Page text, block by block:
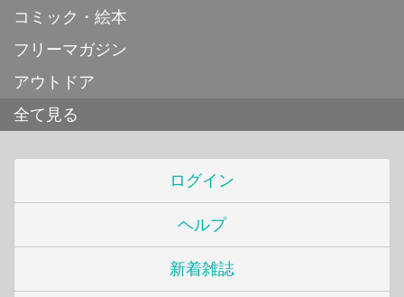
コミック・絵本
フリーマガジン
アウトドア
全て見る
ログイン
ヘルプ
新着雑誌